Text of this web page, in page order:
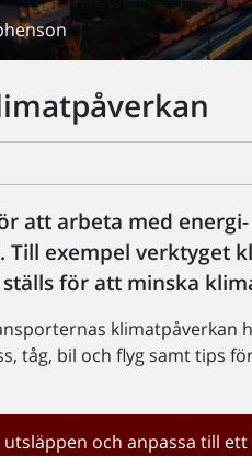
att arbeta med
Till exempel verktyget
för att minska
klimatpåverkan
tåg, bil och flyg samt tips
utsläppen och anpassa till